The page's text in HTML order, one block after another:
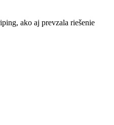
ako aj prevzala riešenie